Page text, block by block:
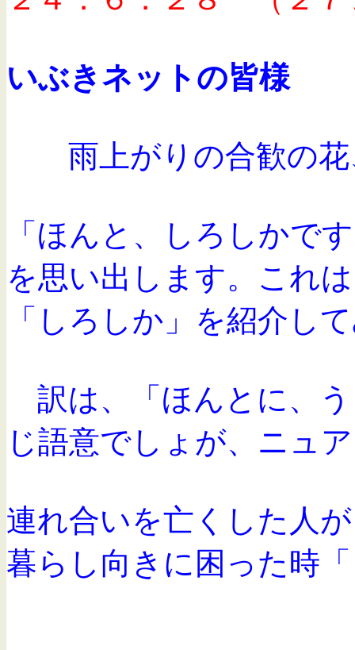
いぶきネットの皆様
雨上がりの合歓の花
「ほんと、しろしかで
を思い出します。これ
「しろしか」を紹介し
訳は、「ほんとに、う
じ語意でしょが、ニュ
連れ合いを亡くした人
暮らし向きに困った時